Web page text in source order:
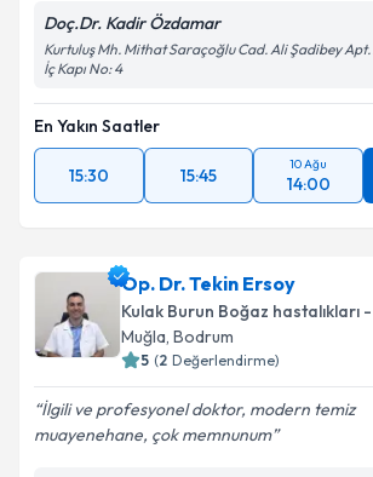
Doç.Dr. Kadir Özdamar
Kurtuluş Mh. Mithat Saraçoğlu Cad. Ali Şadibey Apt.
İç Kapı No: 4
En Yakın Saatler
15:30 15:45
10 Ağu
14:00
Op. Dr. Tekin Ersoy
Kulak Burun Boğaz hastalıkları
Muğla, Bodrum
5 (2 Değerlendirme)
İlgili ve profesyonel doktor, modern temiz
muayenehane, çok memnunum